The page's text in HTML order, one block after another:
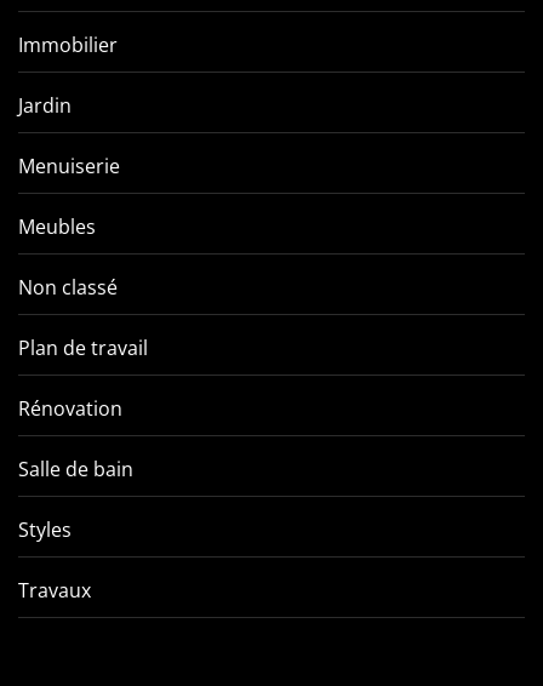
Immobilier
Jardin
Menuiserie
Meubles
Non classé
Plan de travail
Rénovation
Salle de bain
Styles
Travaux